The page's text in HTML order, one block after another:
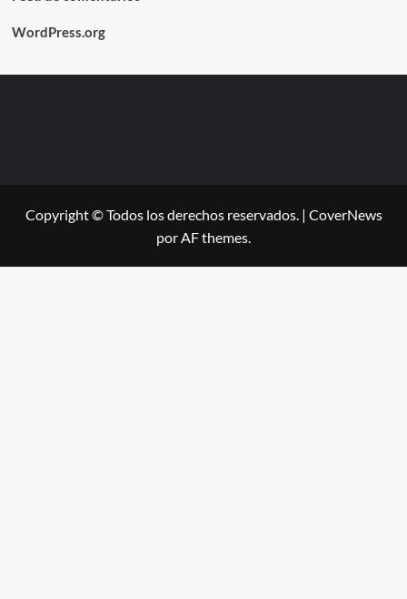
WordPress.org
Copyright © Todos los derechos reservados. | CoverNews
por AF themes.